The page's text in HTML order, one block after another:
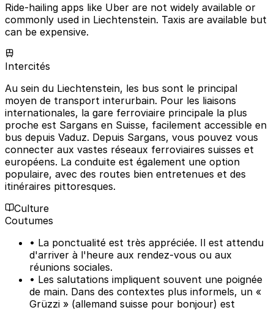
Ride-hailing apps like Uber are not widely available or
commonly used in Liechtenstein. Taxis are available but
can be expensive.
Intercités
Au sein du Liechtenstein, les bus sont le principal
moyen de transport interurbain. Pour les liaisons
internationales, la gare ferroviaire principale la plus
proche est Sargans en Suisse, facilement accessible en
bus depuis Vaduz. Depuis Sargans, vous pouvez vous
connecter aux vastes réseaux ferroviaires suisses et
européens. La conduite est également une option
populaire, avec des routes bien entretenues et des
itinéraires pittoresques.
Culture
Coutumes
• La ponctualité est très appréciée. Il est attendu
d'arriver à l'heure aux rendez-vous ou aux
réunions sociales.
• Les salutations impliquent souvent une poignée
de main. Dans des contextes plus informels, un «
Grüzzi » (allemand suisse pour bonjour) est